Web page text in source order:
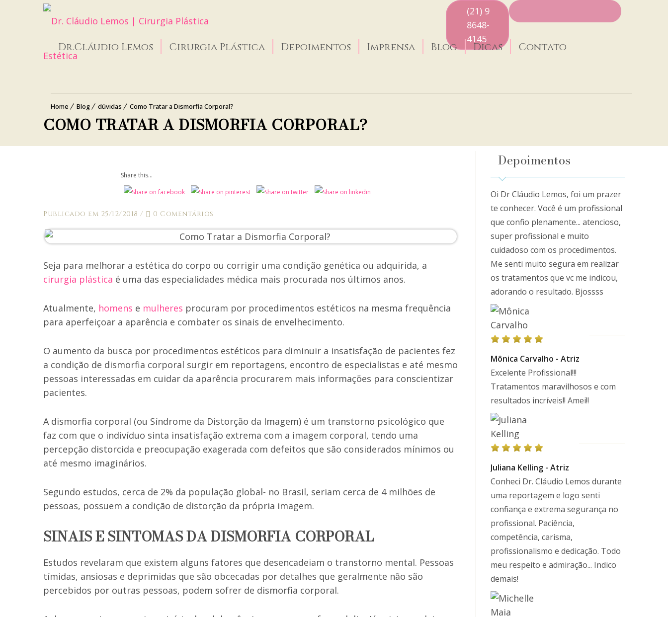
(21) 9
8648-
4145
Dr.Cláudio Lemos Cirurgia Plástica Depoimentos Imprensa Blog Dicas Contato
Home Blog dúvidas Como Tratar a Dismorfia Corporal?
COMO TRATAR A DISMORFIA CORPORAL?
Share this...
Publicado em 25/12/2018 / 0 Comentários
Seja para melhorar a estética do corpo ou corrigir uma condição genética ou adquirida, a
cirurgia plástica é uma das especialidades médica mais procurada nos últimos anos.
Atualmente, homens e mulheres procuram por procedimentos estéticos na mesma frequência
para aperfeiçoar a aparência e combater os sinais de envelhecimento.
O aumento da busca por procedimentos estéticos para diminuir a insatisfação de pacientes fez
a condição de dismorfia corporal surgir em reportagens, encontro de especialistas e até mesmo
pessoas interessadas em cuidar da aparência procurarem mais informações para conscientizar
pacientes.
A dismorfia corporal (ou Síndrome da Distorção da Imagem) é um transtorno psicológico que
faz com que o indivíduo sinta insatisfação extrema com a imagem corporal, tendo uma
percepção distorcida e preocupação exagerada com defeitos que são considerados mínimos ou
até mesmo imaginários.
Segundo estudos, cerca de 2% da população global- no Brasil, seriam cerca de 4 milhões de
pessoas, possuem a condição de distorção da própria imagem.
SINAIS E SINTOMAS DA DISMORFIA CORPORAL
Estudos revelaram que existem alguns fatores que desencadeiam o transtorno mental. Pessoas
tímidas, ansiosas e deprimidas que são obcecadas por detalhes que geralmente não são
percebidos por outras pessoas, podem sofrer de dismorfia corporal.
Depoimentos
Oi Dr Cláudio Lemos, foi um prazer
te conhecer. Você é um profissional
que confio plenamente... atencioso,
super profissional e muito
cuidadoso com os procedimentos.
Me senti muito segura em realizar
os tratamentos que vc me indicou,
adorando o resultado. Bjossss
Mônica Carvalho - Atriz
Excelente Profissional!!!
Tratamentos maravilhosos e com
resultados incríveis!! Amei!!
Juliana Kelling - Atriz
Conheci Dr. Cláudio Lemos durante
uma reportagem e logo senti
confiança e extrema segurança no
profissional. Paciência,
competência, carisma,
profissionalismo e dedicação. Todo
meu respeito e admiração... Indico
demais!